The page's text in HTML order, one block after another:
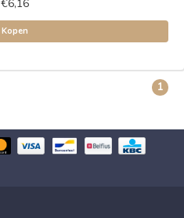
€6,16
Kopen
1